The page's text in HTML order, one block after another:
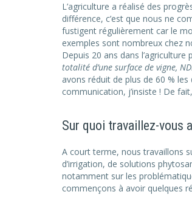
L’agriculture a réalisé des
différence, c’est que nous ne
fustigent régulièrement car le
exemples sont nombreux chez
Depuis 20 ans dans
totalité d’une surface de vigne,
avons réduit de plus de 60 %
communication, j’insiste ! De
Sur quoi travaillez-vous
A court terme, nous travaillons
d’irrigation, de solutions
notamment sur les
commençons à avoir quelques